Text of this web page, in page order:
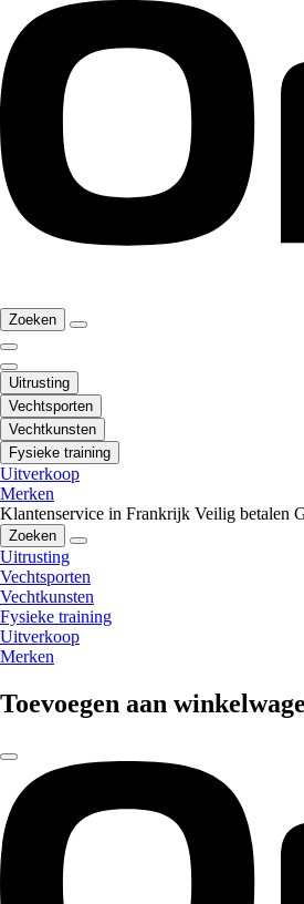
Zoeken
Uitrusting
Vechtsporten
Vechtkunsten
Fysieke training
Uitverkoop
Merken
Klantenservice in Frankrijk Veilig betalen
Zoeken
Uitrusting
Vechtsporten
Vechtkunsten
Fysieke training
Uitverkoop
Merken
Toevoegen aan